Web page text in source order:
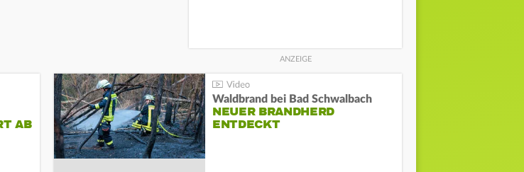
AB
Waldbrand bei Bad Schwalbach
NEUER BRANDHERD
ENTDECKT